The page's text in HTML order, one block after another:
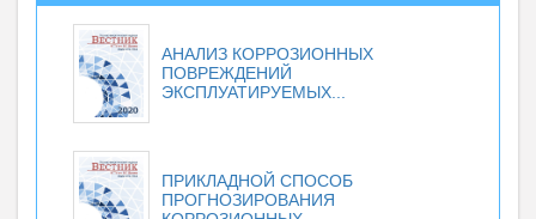
АНАЛИЗ КОРРОЗИОННЫХ
ПОВРЕЖДЕНИЙ
ЭКСПЛУАТИРУЕМЫХ...
ПРИКЛАДНОЙ СПОСОБ
ПРОГНОЗИРОВАНИЯ